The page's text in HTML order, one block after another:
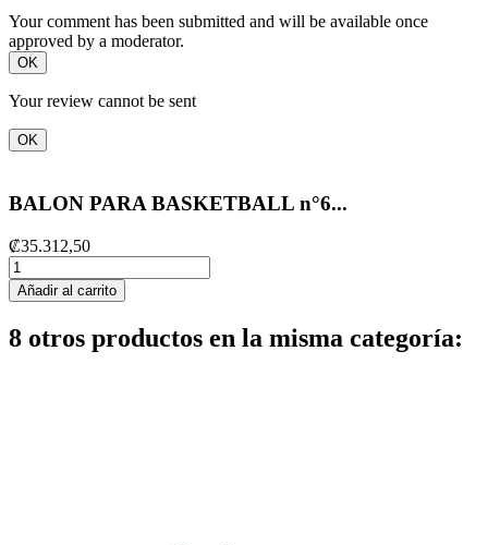
Your comment has been submitted and will be available once
approved by a moderator.
OK
Your review cannot be sent
OK
BALON PARA BASKETBALL n°6...
₡35.312,50
Añadir al carrito
8 otros productos en la misma categoría: